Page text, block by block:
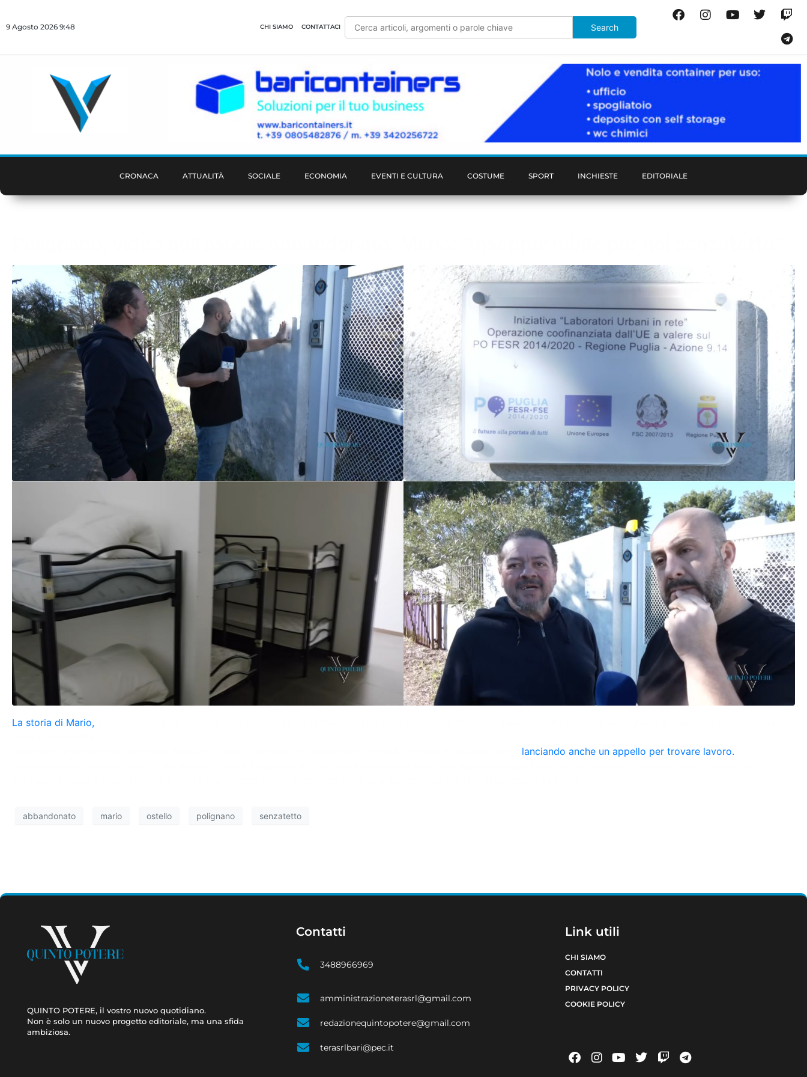
9 Agosto 2026 9:48 CHI SIAMO CONTATTACI
CRONACA ATTUALITÀ SOCIALE ECONOMIA EVENTI E CULTURA COSTUME SPORT INCHIESTE EDITORIALE
La storia di Mario,
lanciando anche un appello per trovare lavoro.
abbandonato mario ostello polignano senzatetto
QUINTO POTERE, il vostro nuovo quotidiano.
Non è solo un nuovo progetto editoriale, ma una sfida
ambiziosa.
Contatti
3488966969
amministrazioneterasrl@gmail.com
redazionequintopotere@gmail.com
terasrlbari@pec.it
Link utili
CHI SIAMO
CONTATTI
PRIVACY POLICY
COOKIE POLICY